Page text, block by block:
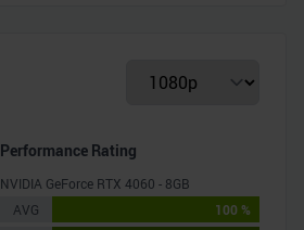
Performance Rating
NVIDIA GeForce RTX 4060 - 8GB
AVG
100 %